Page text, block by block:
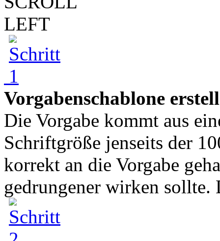
Vorgabenschablone
Die Vorgabe kommt aus
Schriftgröße jenseits der
korrekt an die Vorgabe
gedrungener wirken sollte.